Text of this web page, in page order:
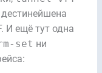
И ещё тут одна
set ни